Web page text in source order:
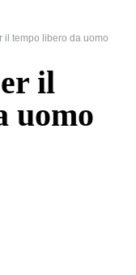
il tempo libero da uomo
il
uomo